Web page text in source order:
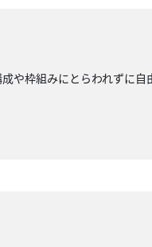
や枠組みにとらわれずに自